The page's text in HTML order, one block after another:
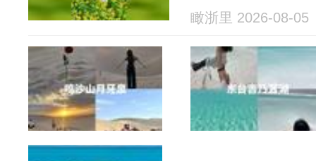
向日葵盛放
瞰浙里 2026-08-05